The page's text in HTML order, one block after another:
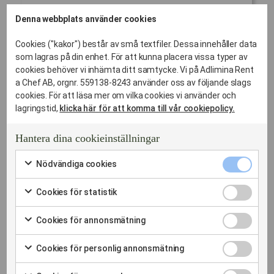
VÄLJ ER LUNCHPROFIL – FRÅN POWER-LUNCH TILL
Lunchkoncept som
matchar er dagordning
Vi erbjuder tre olika nivåer av affärsluncher beroende på
syfte och tidsram:
Denna webbplats använder cookies
Cookies ("kakor") består av små textfiler. Dessa innehåller data
som lagras på din enhet. För att kunna placera vissa typer av
cookies behöver vi inhämta ditt samtycke. Vi på Adlimina Rent
a Chef AB, orgnr. 559138-8243 använder oss av följande slags
cookies. För att läsa mer om vilka cookies vi använder och
lagringstid, klicka här för att komma till vår cookiepolicy.
Hantera dina cookieinställningar
Nödvändiga cookies
att
samtycka
till
av
Nödvändiga
cookies
kryssruta
Cookies för statistik
att
samtycka
till
av
Cookies
för
statistik
kryssruta
Cookies för annonsmätning
att
samtycka
Cookies
för
kryssruta
Cookies för personlig annonsmätning
Cookies
för
personlig